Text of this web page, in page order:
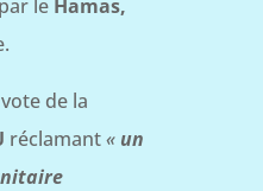
le Hamas,
de la
réclamant« un